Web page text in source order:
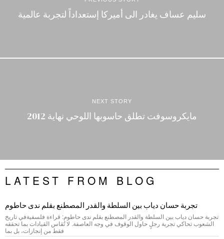
سليم عساف يغادر الى أميركا إستعداداً لتجربة عالمية
NEXT STORY
مايكروسوفت تطلق حاسوبها اللوحي نهاية 2012
LATEST FROM BLOG
تجربة حسان دياب بين السلطة والقدر المصطنع بقلم ندى حاطوم
تجربة حسان دياب بين السلطة والقدر المصطنع بقلم ندى حاطوم: قراءة فلسفيةفي تاريخ
الشعوب تحاكي تجربة رجلٍ حاول الوقوف في وجه العاصفة. لا تُقاس القيادات بما تحققه
فقط من إنجازات، بل بما